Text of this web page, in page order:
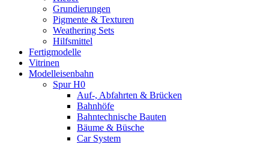
Grundierungen
Pigmente & Texturen
Weathering Sets
Hilfsmittel
Fertigmodelle
Vitrinen
Modelleisenbahn
Spur H0
Auf-, Abfahrten & Brücken
Bahnhöfe
Bahntechnische Bauten
Bäume & Büsche
Car System